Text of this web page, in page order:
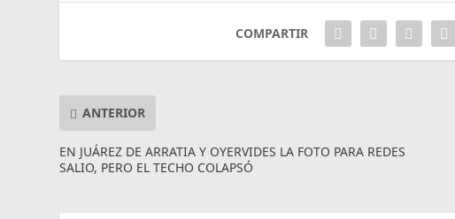
COMPARTIR
ANTERIOR
EN JUÁREZ DE ARRATIA Y OYERVIDES LA FOTO PARA REDES
SALIO, PERO EL TECHO COLAPSÓ